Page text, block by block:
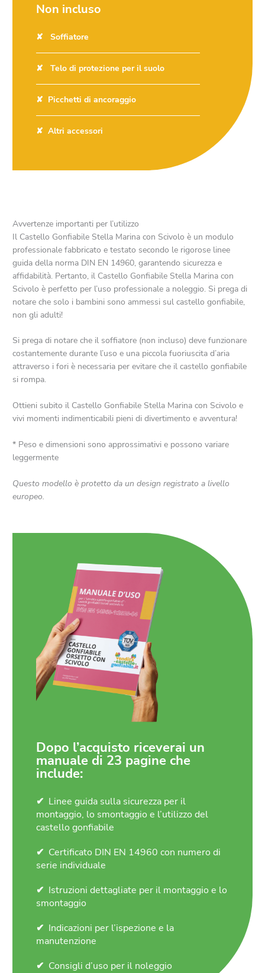
Non incluso
Soffiatore
Telo di protezione per il suolo
Picchetti di ancoraggio
Altri accessori
Avvertenze importanti per l’utilizzo
Il Castello Gonfiabile Stella Marina con Scivolo è un modulo
professionale fabbricato e testato secondo le rigorose linee
guida della norma DIN EN 14960, garantendo sicurezza e
affidabilità. Pertanto, il Castello Gonfiabile Stella Marina con
Scivolo è perfetto per l’uso professionale a noleggio. Si prega di
notare che solo i bambini sono ammessi sul castello gonfiabile,
non gli adulti!
Si prega di notare che il soffiatore (non incluso) deve funzionare
costantemente durante l’uso e una piccola fuoriuscita d’aria
attraverso i fori è necessaria per evitare che il castello gonfiabile
si rompa.
Ottieni subito il Castello Gonfiabile Stella Marina con Scivolo e
vivi momenti indimenticabili pieni di divertimento e avventura!
* Peso e dimensioni sono approssimativi e possono variare
leggermente
Questo modello è protetto da un design registrato a livello
europeo.
Dopo l’acquisto riceverai un
manuale di 23 pagine che
include:
Linee guida sulla sicurezza per il
montaggio, lo smontaggio e l’utilizzo del
castello gonfiabile
Certificato DIN EN 14960 con numero di
serie individuale
Istruzioni dettagliate per il montaggio e lo
smontaggio
Indicazioni per l’ispezione e la
manutenzione
Consigli d’uso per il noleggio